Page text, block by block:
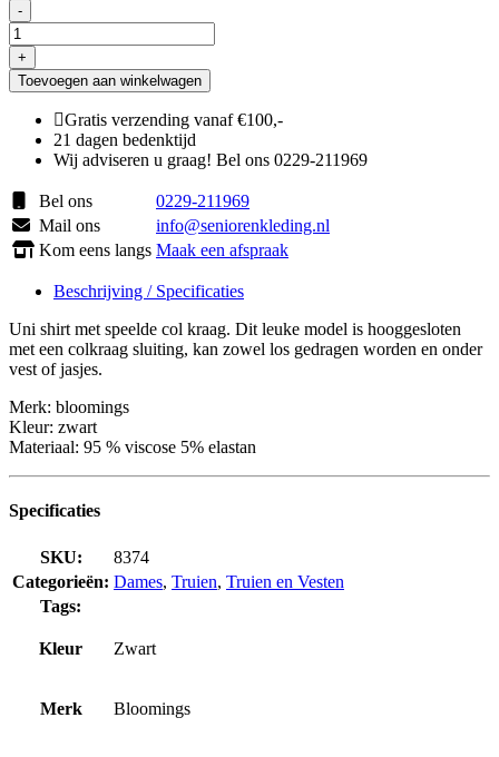
-
shirt
uni
+
col
Bloomings
+
Toevoegen aan winkelwagen
Gratis verzending vanaf €100,-
21 dagen bedenktijd
Wij adviseren u graag! Bel ons 0229-211969
Bel ons
0229-211969
Mail ons
info@seniorenkleding.nl
Kom eens langs Maak een afspraak
Beschrijving / Specificaties
Uni shirt met speelde col kraag. Dit leuke model is hooggesloten
met een colkraag sluiting, kan zowel los gedragen worden en onder
vest of jasjes.
Merk: bloomings
Kleur: zwart
Materiaal: 95 % viscose 5% elastan
Specificaties
SKU:
8374
Categorieën: Dames, Truien, Truien en Vesten
Tags:
Kleur Zwart
Merk Bloomings